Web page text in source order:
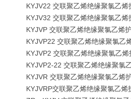
KYJV22 交联聚乙烯绝缘聚氯乙
KYJV32 交联聚乙烯绝缘聚氯乙
KYJVP 交联聚乙烯绝缘聚氯乙烯
KYJVP22 交联聚乙烯绝缘聚氯乙
KYJVP2 交联聚乙烯绝缘聚氯乙
KYJVP2-22 交联聚乙烯绝缘聚氯
KYJVR 交联聚乙烯绝缘聚氯乙烯
KYJVRP交联聚乙烯绝缘聚氯乙